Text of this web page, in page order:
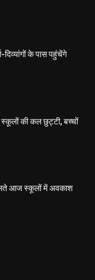
दिव्यांगों के पास पहुंचेंगे
की कल छुट्टी, बच्चों
आज स्कूलों में अवकाश